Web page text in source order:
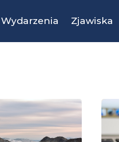
Wydarzenia Zjawiska